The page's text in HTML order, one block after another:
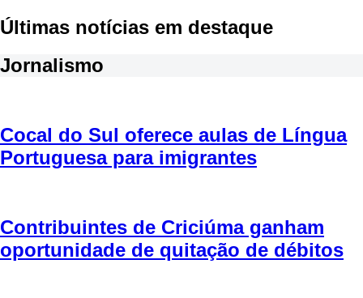
Últimas notícias em destaque
Jornalismo
Cocal do Sul oferece aulas de Língua
Portuguesa para imigrantes
Contribuintes de Criciúma ganham
oportunidade de quitação de débitos